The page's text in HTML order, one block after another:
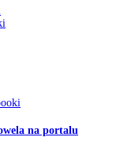
na portalu